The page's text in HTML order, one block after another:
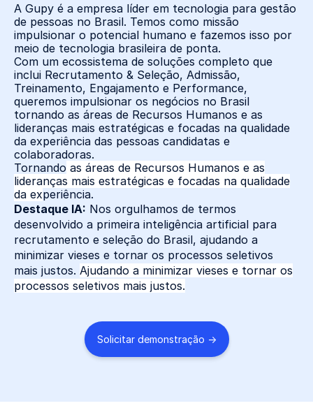
A Gupy é a empresa líder em tecnologia para gestão
de pessoas no Brasil. Temos como missão
impulsionar o potencial humano e fazemos isso por
meio de tecnologia brasileira de ponta.
Com um ecossistema de soluções completo que
inclui Recrutamento & Seleção, Admissão,
Treinamento, Engajamento e Performance,
queremos impulsionar os negócios no Brasil
tornando as áreas de Recursos Humanos e as
lideranças mais estratégicas e focadas na qualidade
da experiência das pessoas candidatas e
colaboradoras.
Tornando as áreas de Recursos Humanos e as
lideranças mais estratégicas e focadas na qualidade
da experiência.
Destaque IA: Nos orgulhamos de termos
desenvolvido a primeira inteligência artificial para
recrutamento e seleção do Brasil, ajudando a
minimizar vieses e tornar os processos seletivos
mais justos. Ajudando a minimizar vieses e tornar os
processos seletivos mais justos.
Solicitar demonstração →